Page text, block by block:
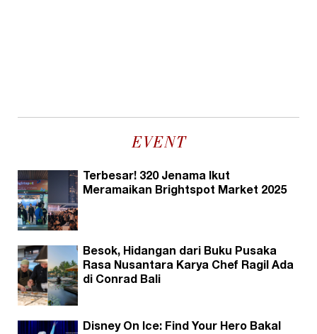
EVENT
Terbesar! 320 Jenama Ikut
Meramaikan Brightspot Market 2025
Besok, Hidangan dari Buku Pusaka
Rasa Nusantara Karya Chef Ragil Ada
di Conrad Bali
Disney On Ice: Find Your Hero Bakal